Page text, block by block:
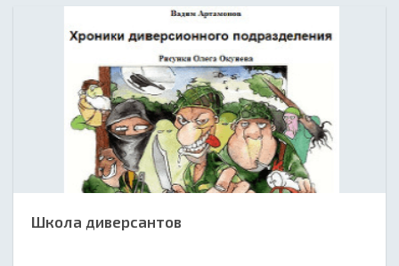
Школа диверсантов